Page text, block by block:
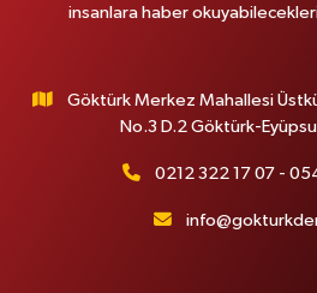
insanlara haber
Göktürk Merkez Mahallesi
No.3 D.2 Göktürk-
0212 322 17 07 -